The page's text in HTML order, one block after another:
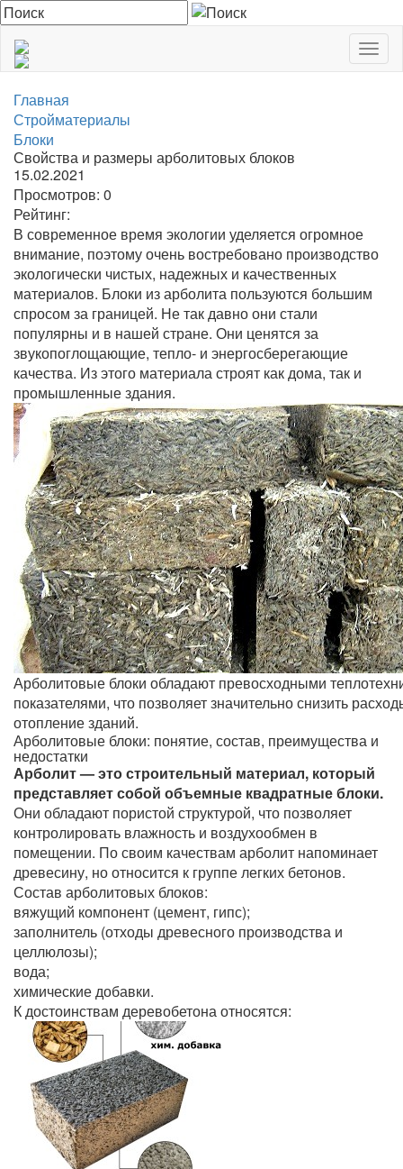
Главная
Стройматериалы
Блоки
Свойства и размеры арболитовых блоков
15.02.2021
Просмотров: 0
Рейтинг:
В современное время экологии уделяется огромное
внимание, поэтому очень востребовано производство
экологически чистых, надежных и качественных
материалов. Блоки из арболита пользуются большим
спросом за границей. Не так давно они стали
популярны и в нашей стране. Они ценятся за
звукопоглощающие, тепло- и энергосберегающие
качества. Из этого материала строят как дома, так и
промышленные здания.
Арболитовые блоки обладают превосходными
показателями, что позволяет значительно снизить
отопление зданий.
Арболитовые блоки: понятие, состав, преимущества и
недостатки
Арболит — это строительный материал, который
представляет собой объемные квадратные блоки.
Они обладают пористой структурой, что позволяет
контролировать влажность и воздухообмен в
помещении. По своим качествам арболит напоминает
древесину, но относится к группе легких бетонов.
Состав арболитовых блоков:
вяжущий компонент (цемент, гипс);
заполнитель (отходы древесного производства и
целлюлозы);
вода;
химические добавки.
К достоинствам деревобетона относятся: